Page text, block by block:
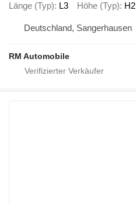
Länge (Typ) L3 Höhe (Typ) H2
Deutschland, Sangerhausen
RM Automobile